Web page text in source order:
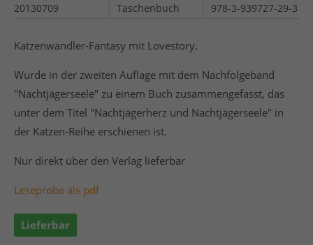
20130709
Taschenbuch
978-3-939727-29-3
Katzenwandler-Fantasy mit Lovestory.
Wurde in der zweiten Auflage mit dem Nachfolgeband
"Nachtjägerseele" zu einem Buch zusammengefasst, das
unter dem Titel "Nachtjägerherz und Nachtjägerseele" in
der Katzen-Reihe erschienen ist.
Nur direkt über den Verlag lieferbar
Leseprobe als pdf
Lieferbar